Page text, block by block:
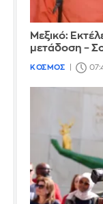
Μεξικό:
μετάδοση –
ΚΟΣΜΟΣ